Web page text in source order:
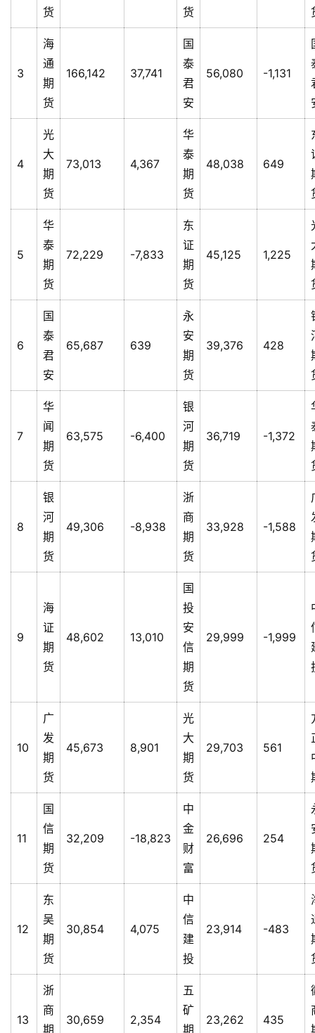
货
货
3
海
通
期
货
166,142 37,741
国
泰
君
安
56,080 -1,131
4
光
大
期
货
73,013 4,367
华
泰
期
货
48,038 649
5
华
泰
期
货
72,229 -7,833
东
证
期
货
45,125 1,225
6
国
泰
君
安
65,687 639
永
安
期
货
39,376 428
7
华
闻
期
货
63,575 -6,400
银
河
期
货
36,719 -1,372
8
银
河
期
货
49,306 -8,938
浙
商
期
货
33,928 -1,588
9
海
证
期
货
48,602 13,010
国
投
安
信
期
货
29,999 -1,999
10
广
发
期
货
45,673 8,901
光
大
期
货
29,703 561
11
国
信
期
货
32,209 -18,823
中
金
财
富
26,696 254
12
东
吴
期
货
30,854 4,075
中
信
建
投
23,914 -483
13
浙
商
期
30,659 2,354
五
矿
期
23,262 435